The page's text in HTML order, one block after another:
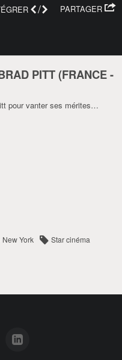
PARTAGER
/
PITT (FRANCE-
pour vanter ses mérites…
New York
Star cinéma